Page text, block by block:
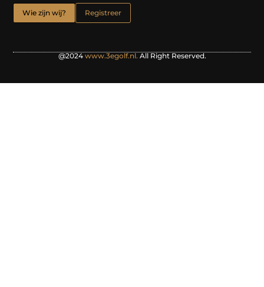
Wie zijn wij? Registreer
@2024www.3egolf.nl.All Right Reserved.